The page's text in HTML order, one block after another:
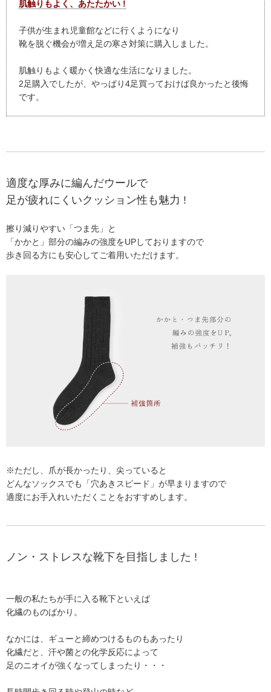
肌触りもよく、あたたかい !
子供が生まれ児童館などに行くようになり
靴を脱ぐ機会が増え足の寒さ対策に購入しました。
肌触りもよく暖かく快適な生活になりました。
2足購入でしたが、やっぱり4足買っておけば良かったと後悔
です。
適度な厚みに編んだウールで
足が疲れにくいクッション性も魅力 !
擦り減りやすい「つま先」と
「かかと」部分の編みの強度をUPしておりますので
歩き回る方にも安心してご着用いただけます。
※ただし、爪が長かったり、尖っていると
どんなソックスでも「穴あきスピード」が早まりますので
適度にお手入れいただくことをおすすめします。
ノン・ストレスな靴下を目指しました !
一般の私たちが手に入る靴下といえば
化繊のものばかり。
なかには、ギューと締めつけるものもあったり
化繊だと、汗や菌との化学反応によって
足のニオイが強くなってしまったり・・・